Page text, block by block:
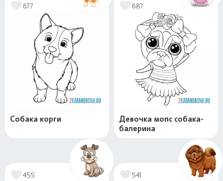
677
Собака корги
687
Девочка мопс собака-
балерина
455 541